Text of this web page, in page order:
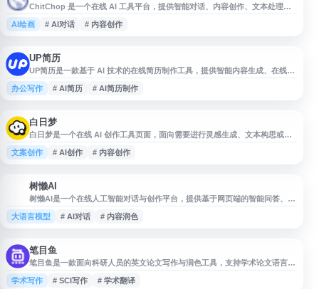
ChitChop 是一个在线 AI 工具平台，提供智能对话、内容创作、文本处理及
图像生成等功能，帮助用户完成写作、学习、办公和创意设计等任务。网站整
合多种 AI 应用，适合希望体验人工智能辅助创作与效率工具的用户。
AI绘画 # AI对话 # 内容创作
UP简历
UP简历是一款基于 AI 技术的在线简历制作工具，提供智能内容生成、在线编
辑、多种简历模板、中英文切换及 PDF 导出等功能。适用于求职简历和个人
简历制作，帮助用户快速整理经历、优化简历内容并完成专业排版。
办公写作 # AI简历 # AI简历制作
白日梦
白日梦是一个在线 AI 创作工具页面，面向需要进行灵感生成、文本构思或内
容辅助创作的用户。网站提供简洁的入口与相关功能说明，适合用于写作灵
感、创意发散、文案构思等场景。导航站收录可归类为 AI 工具、内容创作、
文案创作 # AI创作 # 内容创作
树懒AI
树懒AI是一个在线人工智能对话与创作平台，提供基于网页端的智能问答、文
本生成、内容润色、写作辅助等服务。用户可通过浏览器访问使用，适合日常
办公、学习查询、文案创作和信息整理等场景。平台入口简洁，便于快速发起
大语言模型 # AI对话 # 内容润色
笔目鱼
笔目鱼是一款面向科研人员的英文论文写作与润色工具，支持学术论文语言优
化、语法校对、时态校正、英式/美式表达调整等功能。平台覆盖117个一级学
科，提供学科翻译与润色、SCI高分例句、模块句式等写作辅助，适用于英文
学术写作 # SCI写作 # 学术翻译